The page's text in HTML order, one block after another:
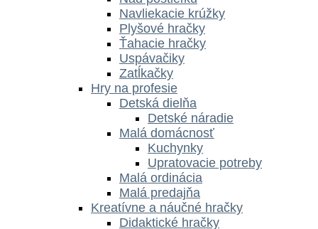
Navliekacie krúžky
Plyšové hračky
Ťahacie hračky
Uspávačiky
Zatĺkačky
Hry na profesie
Detská dielňa
Detské náradie
Malá domácnosť
Kuchynky
Upratovacie potreby
Malá ordinácia
Malá predajňa
Kreatívne a náučné hračky
Didaktické hračky